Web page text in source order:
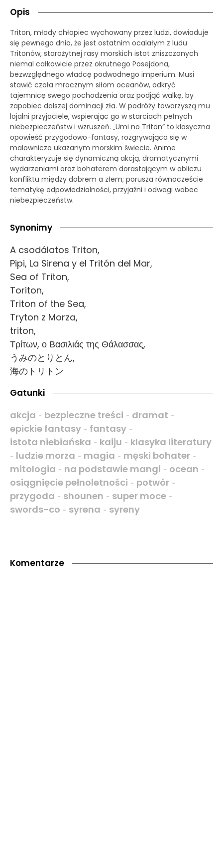
Opis
Triton, młody chłopiec wychowany przez ludzi, dowiaduje
się pewnego dnia, że jest ostatnim ocalałym z ludu
Tritonów, starożytnej rasy morskich istot zniszczonych
niemal całkowicie przez okrutnego Posejdona,
bezwzględnego władcę podwodnego imperium. Musi
stawić czoła mrocznym siłom oceanów, odkryć
tajemnicę swego pochodzenia oraz podjąć walkę, by
zapobiec dalszej dominacji zła. W podróży towarzyszą mu
lojalni przyjaciele, wspierając go w starciach pełnych
niebezpieczeństw i wzruszeń. „Umi no Triton” to klasyczna
opowieść przygodowo-fantasy, rozgrywająca się w
malowniczo ukazanym morskim świecie. Anime
charakteryzuje się dynamiczną akcją, dramatycznymi
wydarzeniami oraz bohaterem dorastającym w obliczu
konfliktu między dobrem a złem; porusza równoczeście
tematykę odpowiedzialności, przyjaźni i odwagi wobec
niebezpieczeństw.
Synonimy
A csodálatos Triton,
Pipi, La Sirena y el Tritón del Mar,
Sea of Triton,
Toriton,
Triton of the Sea,
Tryton z Morza,
triton,
Τρίτων, ο Βασιλιάς της Θάλασσας,
うみのとりとん,
海のトリトン
Gatunki
akcja - bezpieczne treści - dramat -
epickie fantasy - fantasy -
istota niebiańska - kaiju - klasyka literatury
- ludzie morza - magia - męski bohater -
mitologia - na podstawie mangi - ocean -
osiągnięcie pełnoletności - potwór -
przygoda - shounen - super moce -
swords-co - syrena - syreny
Komentarze